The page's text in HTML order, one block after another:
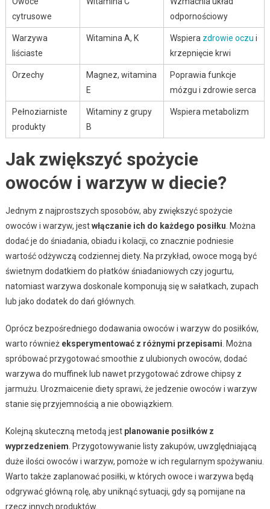
cytrusowe
odpornościowy
Warzywa
liściaste
Witamina A, K Wspiera zdrowie oczu i
krzepnięcie krwi
Orzechy
Magnez, witamina
E
Poprawia funkcje
mózgu i zdrowie serca
Pełnoziarniste
produkty
Witaminy z grupy
B
Wspiera metabolizm
Jak zwiększyć spożycie
owoców i warzyw w diecie?
Jednym z najprostszych sposobów, aby zwiększyć spożycie
owoców i warzyw, jestwłączanie ich do każdego posiłku . Można
dodać je do śniadania, obiadu i kolacji, co znacznie podniesie
wartość odżywczą codziennej diety. Na przykład, owoce mogą być
świetnym dodatkiem do płatków śniadaniowych czy jogurtu,
natomiast warzywa doskonale komponują się w sałatkach, zupach
lub jako dodatek do dań głównych.
Oprócz bezpośredniego dodawania owoców i warzyw do posiłków,
warto również eksperymentować z różnymi przepisami . Można
spróbować przygotować smoothie z ulubionych owoców, dodać
warzywa do muffinek lub nawet przygotować zdrowe chipsy z
jarmużu. Urozmaicenie diety sprawi, że jedzenie owoców i warzyw
stanie się przyjemnością a nie obowiązkiem.
Kolejną skuteczną metodą jest planowanie posiłków z
wyprzedzeniem . Przygotowywanie listy zakupów, uwzględniającą
duże ilości owoców i warzyw, pomoże w ich regularnym spożywaniu.
Warto także zaplanować posiłki, w których owoce i warzywa będą
odgrywać główną rolę, aby uniknąć sytuacji, gdy są pomijane na
rzecz innych produktów.